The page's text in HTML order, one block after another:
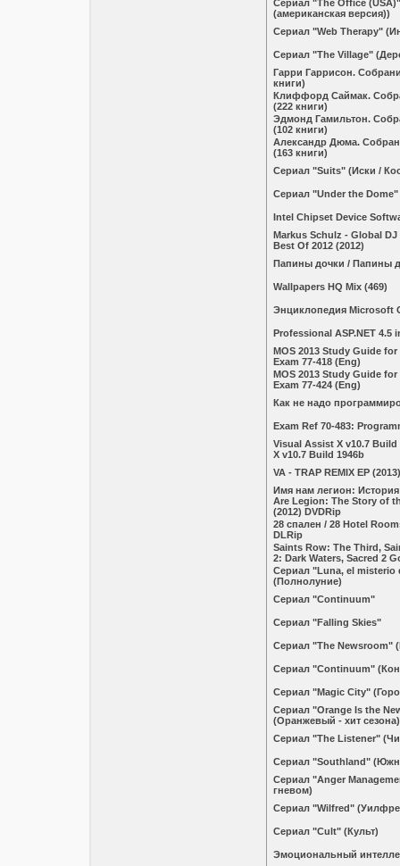
Сериал "The Office
(американская версия))
Сериал "Web Therapy"
Сериал "The Village"
Гарри Гаррисон.
книги)
Клиффорд Саймак.
(222 книги)
Эдмонд Гамильтон.
(102 книги)
Александр Дюма.
(163 книги)
Сериал "Suits" (Иски /
Сериал "Under the
Intel Chipset Device
Markus Schulz - Global
Best Of 2012 (2012)
Папины дочки / Папины
Wallpapers HQ Mix (469)
Энциклопедия Microsoft
Professional ASP.NET 4.5
MOS 2013 Study Guide
Exam 77-418 (Eng)
MOS 2013 Study Guide
Exam 77-424 (Eng)
Как не надо
Exam Ref 70-483:
Visual Assist X v10.7
X v10.7 Build 1946b
VA - TRAP REMIX EP (2013)
Имя нам легион: История
Are Legion: The Story of
(2012) DVDRip
28 спален / 28 Hotel
DLRip
Saints Row: The Third,
2: Dark Waters, Sacred 2
Сериал "Luna, el misterio
(Полнолуние)
Сериал "Continuum"
Сериал "Falling Skies"
Сериал "The Newsroom"
Сериал "Continuum"
Сериал "Magic City"
Сериал "Orange Is the
(Оранжевый - хит сезона)
Сериал "The Listener"
Сериал "Southland"
Сериал "Anger
гневом)
Сериал "Wilfred"
Сериал "Cult" (Культ)
Эмоциональный